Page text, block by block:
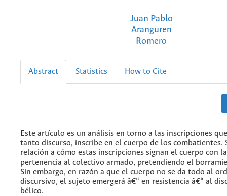
Juan Pablo
Aranguren
Romero
Abstract Statistics How to Cite
Este artículo es un análisis en torno a las inscripciones
tanto discurso, inscribe en el cuerpo de los combatientes.
relación a cómo estas inscripciones signan el cuerpo con
pertenencia al colectivo armado, pretendiendo el
Sin embargo, en razón a que el cuerpo no se da todo al
discursivo, el sujeto emergerá â€“ en resistencia â€“ al
bélico.